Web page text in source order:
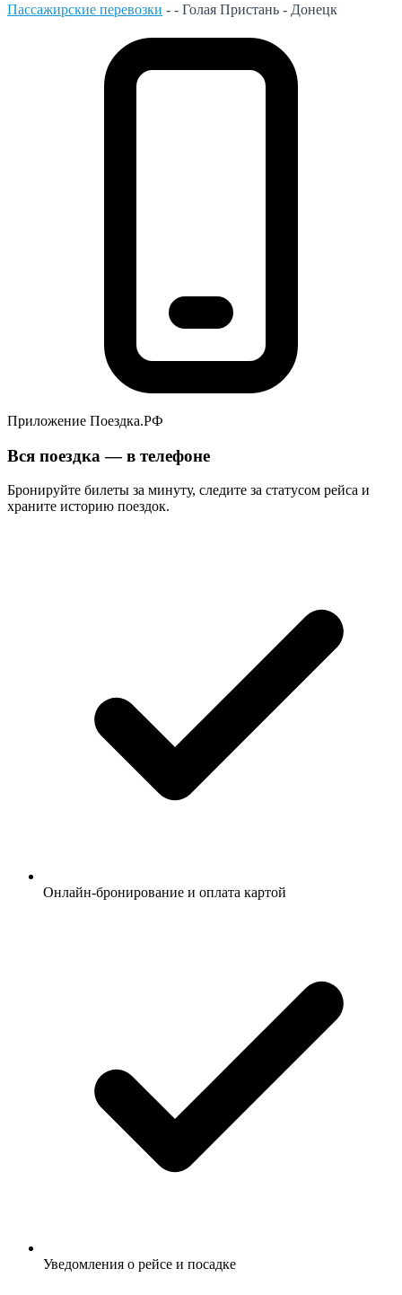
Пассажирские перевозки - - Голая Пристань - Донецк
Приложение Поездка.РФ
Вся поездка — в телефоне
Бронируйте билеты за минуту, следите за статусом рейса и
храните историю поездок.
Онлайн-бронирование и оплата картой
Уведомления о рейсе и посадке